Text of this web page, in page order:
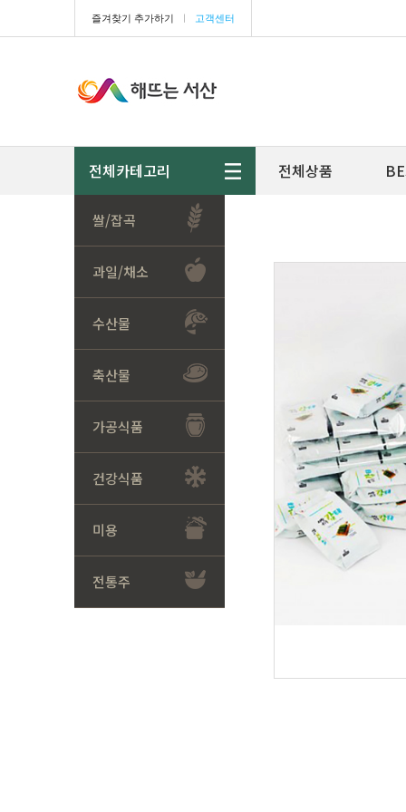
즐겨찾기 추가하기 ㅣ 고객센터
전체카테고리 전체상품
쌀/잡곡
과일/채소
수산물
축산물
가공식품
건강식품
미용
전통주